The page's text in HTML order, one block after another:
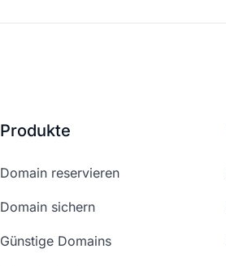
Produkte
Domain reservieren
Domain sichern
Günstige Domains